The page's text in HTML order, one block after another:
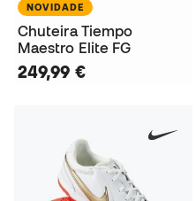
NOVIDADE
Chuteira Tiempo
Maestro Elite FG
249,99 €